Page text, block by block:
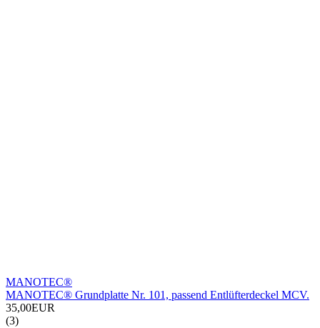
MANOTEC®
MANOTEC® Grundplatte Nr. 101, passend Entlüfterdeckel MCV.
35,00EUR
(3)